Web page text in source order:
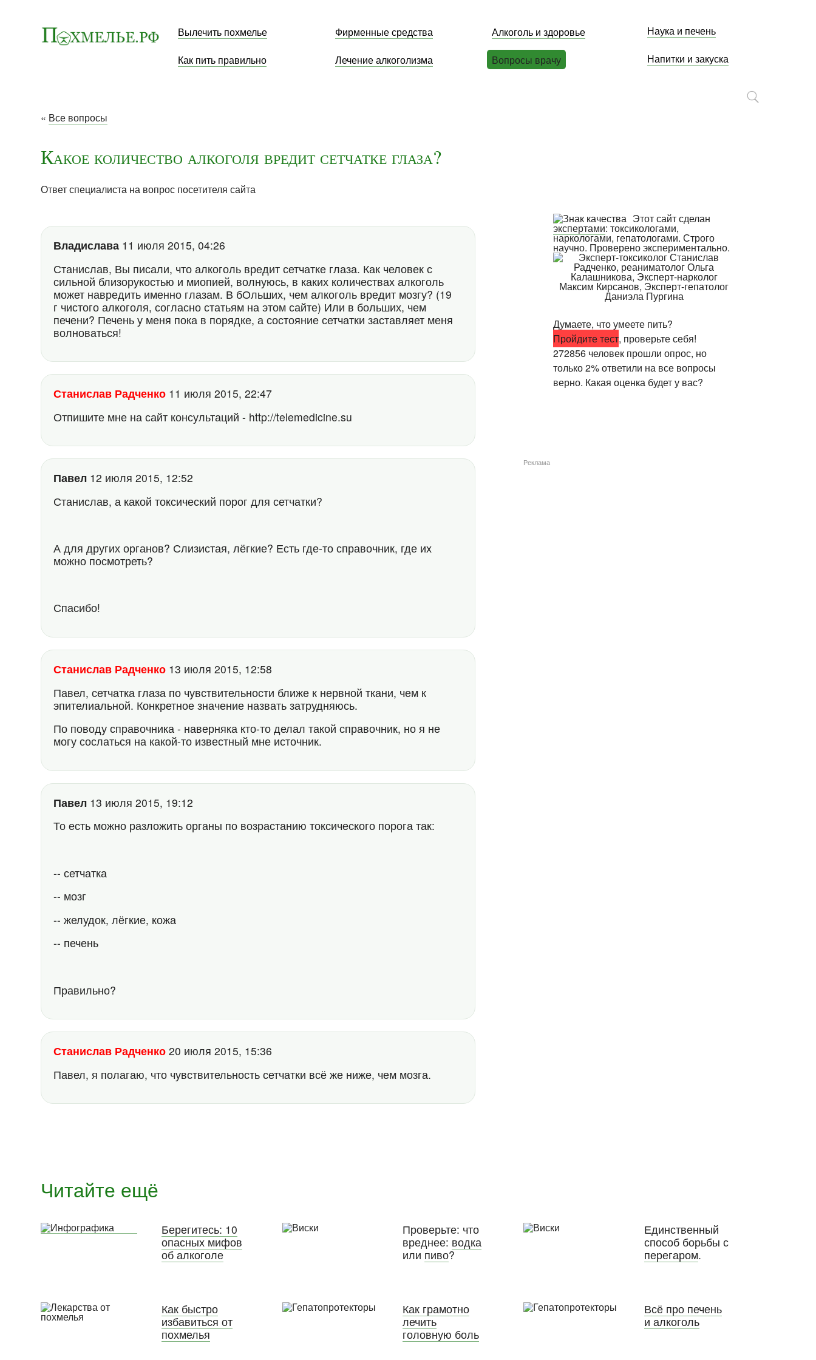
Вылечить похмелье Фирменные средства Алкоголь и здоровье Наука и печень
Как пить правильно Лечение алкоголизма Вопросы врачу Напитки и закуска
« Все вопросы
Какое количество алкоголя вредит сетчатке глаза?
Ответ специалиста на вопрос посетителя сайта
Владислава 11 июля 2015, 04:26
Станислав, Вы писали, что алкоголь вредит сетчатке глаза. Как человек с
сильной близорукостью и миопией, волнуюсь, в каких количествах алкоголь
может навредить именно глазам. В бОльших, чем алкоголь вредит мозгу? (19
г чистого алкоголя, согласно статьям на этом сайте) Или в больших, чем
печени? Печень у меня пока в порядке, а состояние сетчатки заставляет меня
волноваться!
Станислав Радченко 11 июля 2015, 22:47
Отпишите мне на сайт консультаций - http://telemedicine.su
Павел 12 июля 2015, 12:52
Станислав, а какой токсический порог для сетчатки?
А для других органов? Слизистая, лёгкие? Есть где-то справочник, где их
можно посмотреть?
Спасибо!
Станислав Радченко 13 июля 2015, 12:58
Павел, сетчатка глаза по чувствительности ближе к нервной ткани, чем к
эпителиальной. Конкретное значение назвать затрудняюсь.
По поводу справочника - наверняка кто-то делал такой справочник, но я не
могу сослаться на какой-то известный мне источник.
Павел 13 июля 2015, 19:12
То есть можно разложить органы по возрастанию токсического порога так:
-- сетчатка
-- мозг
-- желудок, лёгкие, кожа
-- печень
Правильно?
Станислав Радченко 20 июля 2015, 15:36
Павел, я полагаю, что чувствительность сетчатки всё же ниже, чем мозга.
Этот сайт сделан
экспертами: токсикологами,
наркологами, гепатологами. Строго
научно. Проверено экспериментально.
Думаете, что умеете пить?
Пройдите тест, проверьте себя!
272856 человек прошли опрос, но
только 2% ответили на все вопросы
верно. Какая оценка будет у вас?
Реклама
Читайте ещё
Берегитесь: 10
опасных мифов
об алкоголе
Проверьте: что
вреднее: водка
или пиво?
Единственный
способ борьбы с
перегаром.
Как быстро
избавиться от
похмелья
Как грамотно
лечить
головную боль
Всё про печень
и алкоголь